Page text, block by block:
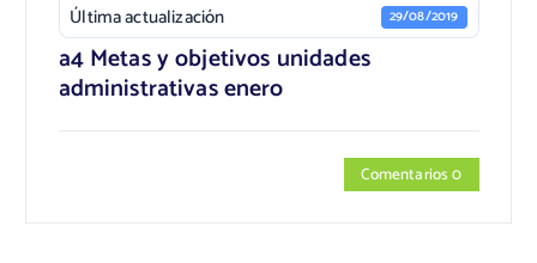
Última actualización 29/08/2019
a4 Metas y objetivos unidades
administrativas enero
Comentarios 0